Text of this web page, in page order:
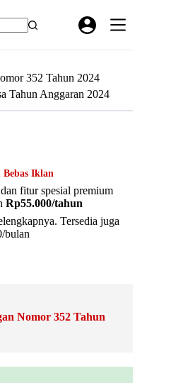
352 Tahun 2024
Tahun Anggaran 2024
Bebas Iklan
fitur spesial premium
Rp55.000/tahun
Tersedia juga
bulan
Nomor 352 Tahun